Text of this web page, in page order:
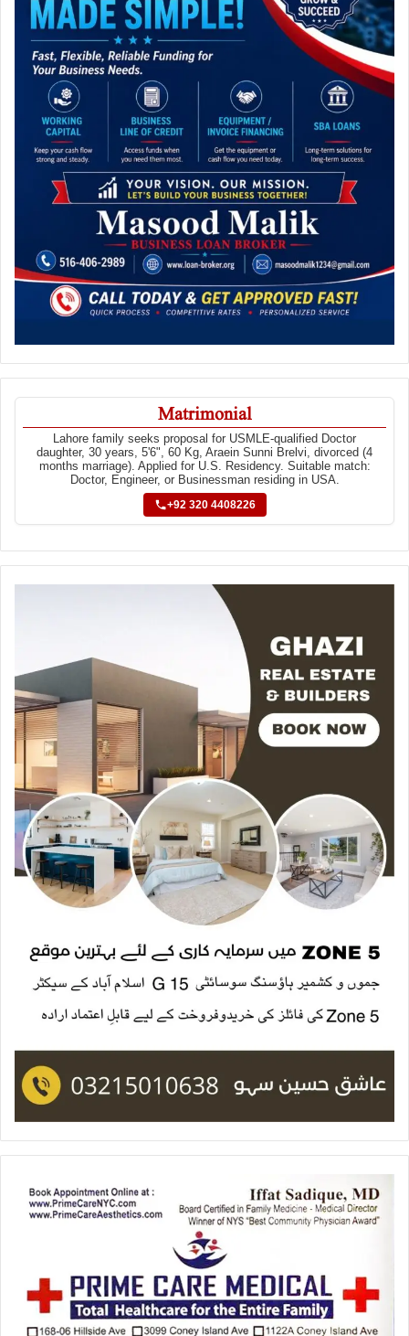
Matrimonial
Lahore family seeks proposal for USMLE-qualified Doctor
daughter, 30 years, 5'6", 60 Kg, Araein Sunni Brelvi, divorced (4
months marriage). Applied for U.S. Residency. Suitable match:
Doctor, Engineer, or Businessman residing in USA.
+92 320 4408226